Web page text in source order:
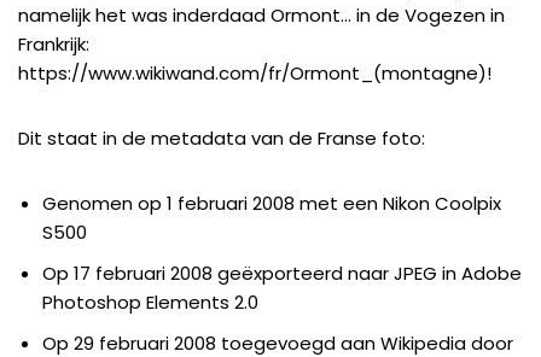
namelijk het was inderdaad Ormont… in de Vogezen in
Frankrijk:
https://www.wikiwand.com/fr/Ormont_(montagne)!
Dit staat in de metadata van de Franse foto:
Genomen op 1 februari 2008 met een Nikon Coolpix
S500
Op 17 februari 2008 geëxporteerd naar JPEG in Adobe
Photoshop Elements 2.0
Op 29 februari 2008 toegevoegd aan Wikipedia door